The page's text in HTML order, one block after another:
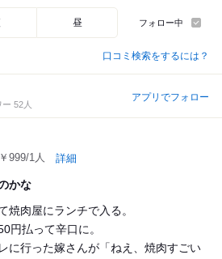
昼 フォロー中
口コミ検索をするには？
52人
アプリでフォロー
999/1人 詳細
かな
焼肉屋にランチで入る。
円払って辛口に。
に行った嫁さんが「ねえ、焼肉すごい